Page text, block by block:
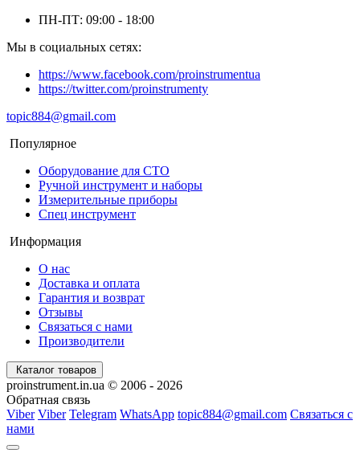
ПН-ПТ: 09:00 - 18:00
Мы в социальных сетях:
https://www.facebook.com/proinstrumentua
https://twitter.com/proinstrumenty
topic884@gmail.com
Популярное
Оборудование для СТО
Ручной инструмент и наборы
Измерительные приборы
Спец инструмент
Информация
О нас
Доставка и оплата
Гарантия и возврат
Отзывы
Связаться с нами
Производители
Каталог товаров
proinstrument.in.ua © 2006 - 2026
Обратная связь
Viber Viber Telegram WhatsApp topic884@gmail.com Связаться с
нами